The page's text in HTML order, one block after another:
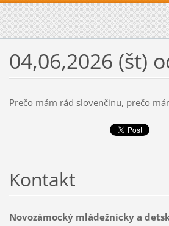
04,06,2026 (št)
Prečo mám rád slovenčinu, prečo
Kontakt
Novozámocký mládežnícky a